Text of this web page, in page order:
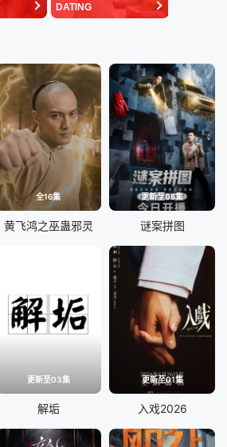
DATING
全16集
黄飞鸿之巫蛊邪灵
更新至06集
谜案拼图
更新至03集
解垢
更新至01集
入戏2026